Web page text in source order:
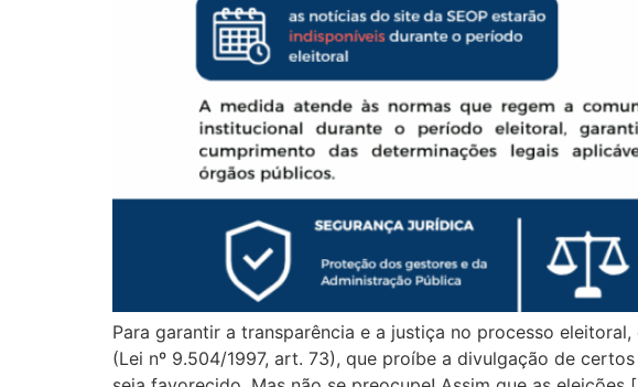
Para garantir a transparência e a justiça no processo
(Lei nº 9.504/1997, art. 73), que proíbe a divulgação de